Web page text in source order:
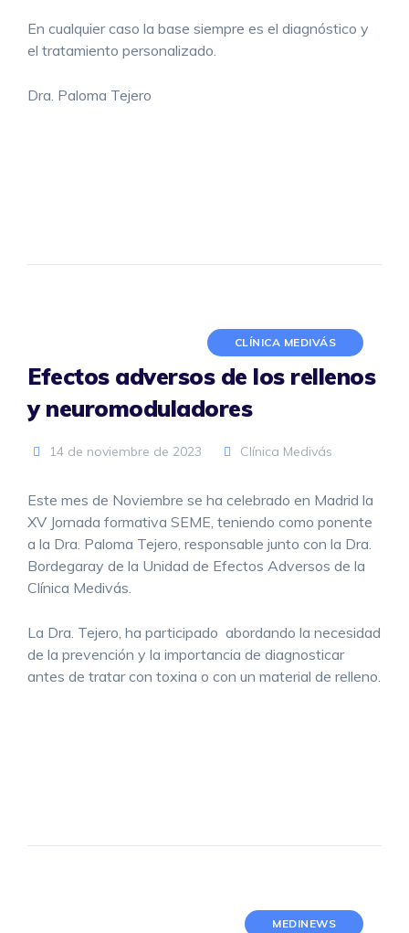
En cualquier caso la base siempre es el diagnóstico y
el tratamiento personalizado.
Dra. Paloma Tejero
CLÍNICA MEDIVÁS
Efectos adversos de los rellenos
y neuromoduladores
14 de noviembre de 2023 Clínica Medivás
Este mes de Noviembre se ha celebrado en Madrid la
XV Jornada formativa SEME, teniendo como ponente
a la Dra. Paloma Tejero, responsable junto con la Dra.
Bordegaray de la Unidad de Efectos Adversos de la
Clínica Medivás.
La Dra. Tejero, ha participado abordando la necesidad
de la prevención y la importancia de diagnosticar
antes de tratar con toxina o con un material de relleno.
MEDINEWS